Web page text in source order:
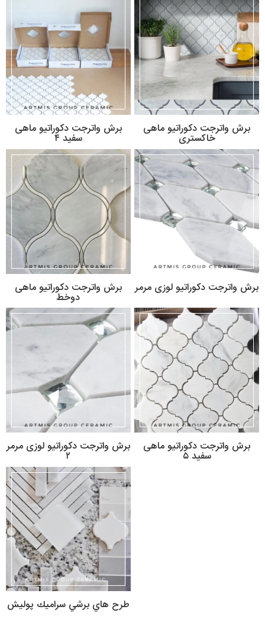
برش واترجت دكوراتيو ماهی
سفید ۴
برش واترجت دكوراتيو ماهی
خاکستری
برش واترجت دكوراتيو ماهی
دوخط
برش واترجت دكوراتيو لوزی مرمر
برش واترجت دكوراتيو لوزی مرمر
۲
برش واترجت دكوراتيو ماهی
سفید ۵
طرح هاي برشي سراميك پوليش